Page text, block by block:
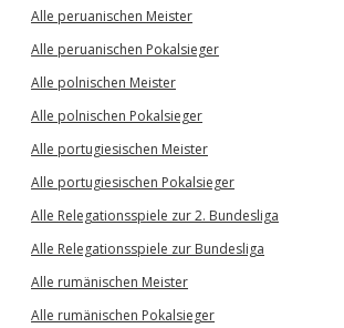
Alle peruanischen Meister
Alle peruanischen Pokalsieger
Alle polnischen Meister
Alle polnischen Pokalsieger
Alle portugiesischen Meister
Alle portugiesischen Pokalsieger
Alle Relegationsspiele zur 2. Bundesliga
Alle Relegationsspiele zur Bundesliga
Alle rumänischen Meister
Alle rumänischen Pokalsieger